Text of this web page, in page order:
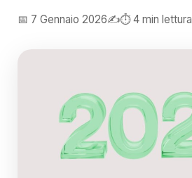
📅 7 Gennaio 2026✍️⏱️ 4 min lettura